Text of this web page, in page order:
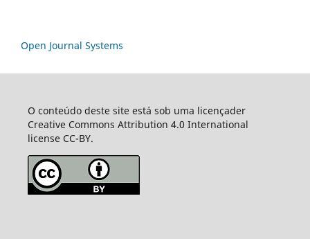
Open Journal Systems
O conteúdo deste site está sob uma licençader
Creative Commons Attribution 4.0 International
license CC-BY.